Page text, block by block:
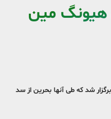
هیونگ مین
به گزارش ایلنا، در ادامه مرحله گروهی جام ملت‌های 2023 آسیا از ساعت 15 امروز (پنجشنبه) دو دیدار پایانی گروه E برگزار شد که طی آنها بحرین از سد